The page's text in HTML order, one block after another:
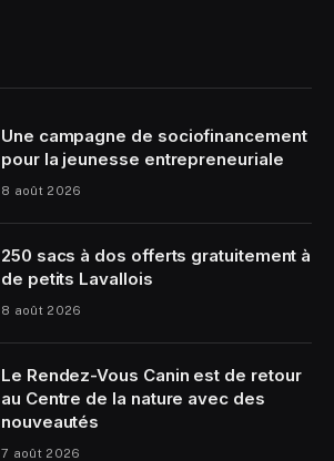
Une campagne de sociofinancement
pour la jeunesse entrepreneuriale
8 août 2026
250 sacs à dos offerts gratuitement à
de petits Lavallois
8 août 2026
Le Rendez-Vous Canin est de retour
au Centre de la nature avec des
nouveautés
7 août 2026